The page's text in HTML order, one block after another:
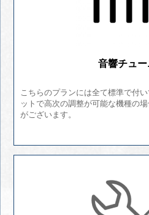
音響チュ
こちらのプランには全て標準で付
ットで高次の調整が可能な機種の
がございます。